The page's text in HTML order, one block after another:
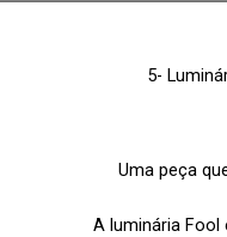
5-
Uma peça
A luminária Fool